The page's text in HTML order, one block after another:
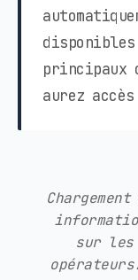
principaux
aurez
Chargement
sur les